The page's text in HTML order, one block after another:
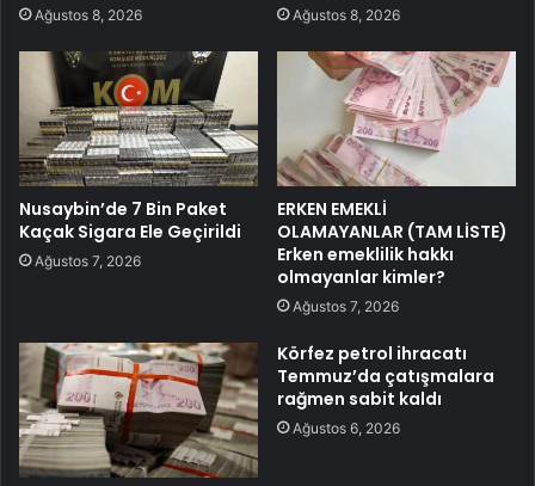
Ağustos 8, 2026 Ağustos 8, 2026
Nusaybin’de 7 Bin Paket
Kaçak Sigara Ele Geçirildi
Ağustos 7, 2026
ERKEN EMEKLİ
OLAMAYANLAR (TAM LİSTE)
Erken emeklilik hakkı
olmayanlar kimler?
Ağustos 7, 2026
Körfez petrol ihracatı
Temmuz’da çatışmalara
rağmen sabit kaldı
Ağustos 6, 2026